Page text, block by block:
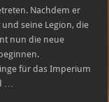
Nachdem er
seine Legion, die
nun die neue
für das Imperium
…